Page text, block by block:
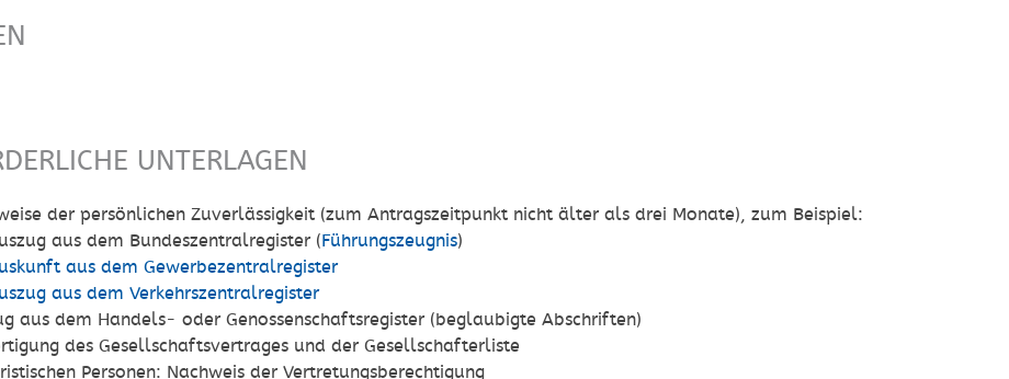
UNTERLAGEN
der persönlichen Zuverlässigkeit (zum Antragszeitpunkt nicht älter als drei Monate), zum Beispiel:
aus dem Bundeszentralregister (Führungszeugnis)
aus dem Gewerbezentralregister
aus dem Verkehrszentralregister
aus dem Handels- oder Genossenschaftsregister (beglaubigte Abschriften)
des Gesellschaftsvertrages und der Gesellschafterliste
Personen: Nachweis der Vertretungsberechtigung